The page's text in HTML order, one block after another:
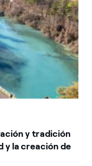
y tradición
y la creación de